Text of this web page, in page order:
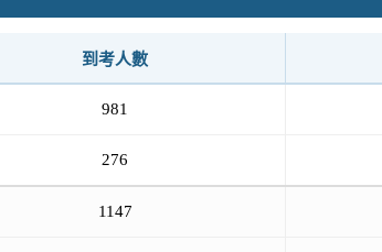
到考人數
981
276
1147